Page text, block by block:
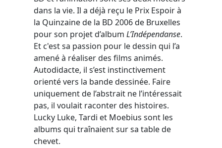
dans la vie. Il a déjà reçu le Prix Espoir à
la Quinzaine de la BD 2006 de Bruxelles
pour son projet d’album L’Indépendanse.
Et c'est sa passion pour le dessin qui l’a
amené à réaliser des films animés.
Autodidacte, il s’est instinctivement
orienté vers la bande dessinée. Faire
uniquement de l’abstrait ne l’intéressait
pas, il voulait raconter des histoires.
Lucky Luke, Tardi et Moebius sont les
albums qui traînaient sur sa table de
chevet.